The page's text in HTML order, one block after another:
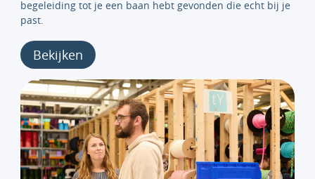
begeleiding tot je een baan hebt gevonden die echt bij je
past.
Bekijken